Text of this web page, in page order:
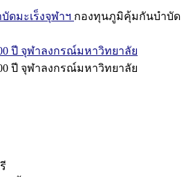
ดมะเร็งจุฬาฯ กองทุนภูมิคุ้มกันบำบัด
ปี จุฬาลงกรณ์มหาวิทยาลัย
ปี จุฬาลงกรณ์มหาวิทยาลัย